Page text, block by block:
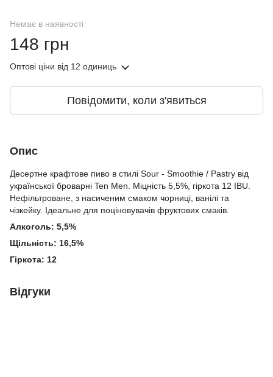
Немає в наявності
148 грн
Оптові ціни від 12 одиниць
Повідомити, коли з'явиться
Опис
Десертне крафтове пиво в стилі Sour - Smoothie / Pastry від
української броварні Ten Men. Міцність 5,5%, гіркота 12 IBU.
Нефільтроване, з насиченим смаком чорниці, ванілі та
чізкейку. Ідеальне для поціновувачів фруктових смаків.
Алкоголь: 5,5%
Щільність: 16,5%
Гіркота: 12
Відгуки